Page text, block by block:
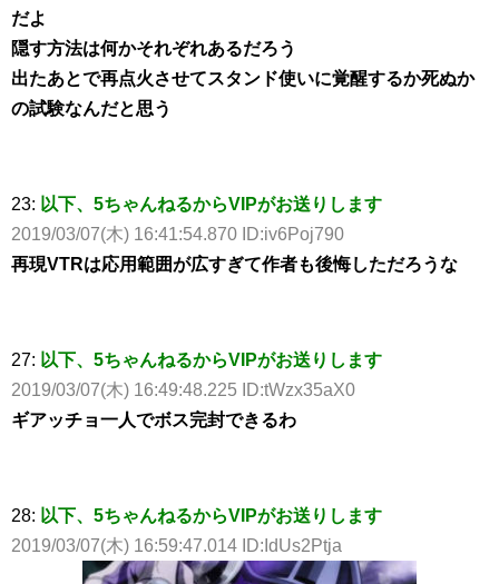
だよ
隠す方法は何かそれぞれあるだろう
出たあとで再点火させてスタンド使いに覚醒するか死ぬか
の試験なんだと思う
23: 以下、5ちゃんねるからVIPがお送りします
2019/03/07(木) 16:41:54.870 ID:iv6Poj790
再現VTRは応用範囲が広すぎて作者も後悔しただろうな
27: 以下、5ちゃんねるからVIPがお送りします
2019/03/07(木) 16:49:48.225 ID:tWzx35aX0
ギアッチョ一人でボス完封できるわ
28: 以下、5ちゃんねるからVIPがお送りします
2019/03/07(木) 16:59:47.014 ID:IdUs2Ptja